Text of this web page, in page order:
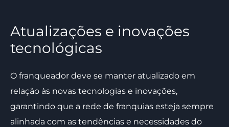
Atualizações e inovações
tecnológicas
O franqueador deve se manter atualizado em
relação às novas tecnologias e inovações,
garantindo que a rede de franquias esteja sempre
alinhada com as tendências e necessidades do